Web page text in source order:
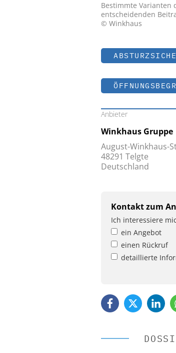
Bestimmte Varianten
entscheidenden
© Winkhaus
Anbieter
Winkhaus Gruppe
August-Winkhaus-
48291 Telgte
Deutschland
Kontakt zum
Ich interessiere
ein Angebot
einen Rückruf
detaillierte